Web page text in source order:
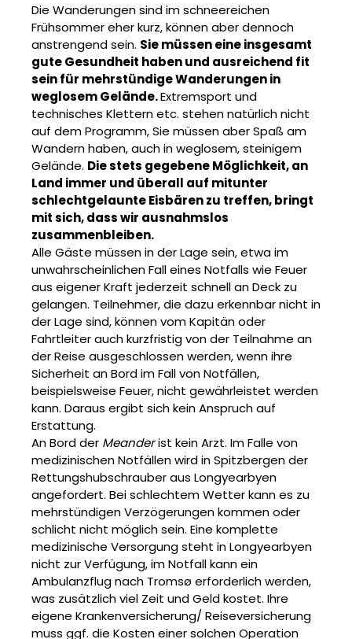
Die Wanderungen sind im schneereichen
Frühsommer eher kurz, können aber dennoch
anstrengend sein. Sie müssen eine insgesamt
gute Gesundheit haben und ausreichend fit
sein für mehrstündige Wanderungen in
weglosem Gelände.Extremsport und
technisches Klettern etc. stehen natürlich nicht
auf dem Programm, Sie müssen aber Spaß am
Wandern haben, auch in weglosem, steinigem
Gelände. Die stets gegebene Möglichkeit, an
Land immer und überall auf mitunter
schlechtgelaunte Eisbären zu treffen, bringt
mit sich, dass wir ausnahmslos
zusammenbleiben.
Alle Gäste müssen in der Lage sein, etwa im
unwahrscheinlichen Fall eines Notfalls wie Feuer
aus eigener Kraft jederzeit schnell an Deck zu
gelangen. Teilnehmer, die dazu erkennbar nicht in
der Lage sind, können vom Kapitän oder
Fahrtleiter auch kurzfristig von der Teilnahme an
der Reise ausgeschlossen werden, wenn ihre
Sicherheit an Bord im Fall von Notfällen,
beispielsweise Feuer, nicht gewährleistet werden
kann. Daraus ergibt sich kein Anspruch auf
Erstattung.
An Bord der Meanderist kein Arzt. Im Falle von
medizinischen Notfällen wird in Spitzbergen der
Rettungshubschrauber aus Longyearbyen
angefordert. Bei schlechtem Wetter kann es zu
mehrstündigen Verzögerungen kommen oder
schlicht nicht möglich sein. Eine komplette
medizinische Versorgung steht in Longyearbyen
nicht zur Verfügung, im Notfall kann ein
Ambulanzflug nach Tromsø erforderlich werden,
was zusätzlich viel Zeit und Geld kostet. Ihre
eigene Krankenversicherung/ Reiseversicherung
muss ggf. die Kosten einer solchen Operation